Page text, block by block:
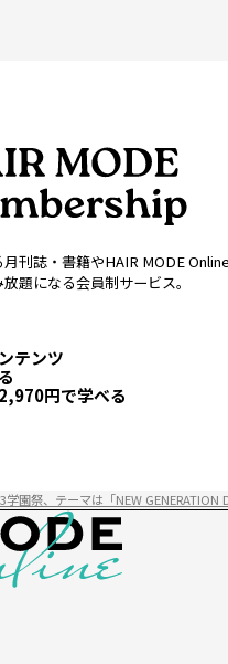
刊誌・書籍やHAIR MODE
題になる会員制サービス。
テンツ
円で学べる
祭、テーマは「NEW GENERATION